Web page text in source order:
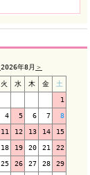
2026年8月 ＞
火 水 木 金 土
1
4 5 6 7 8
11 12 13 14 15
18 19 20 21 22
25 26 27 28 29